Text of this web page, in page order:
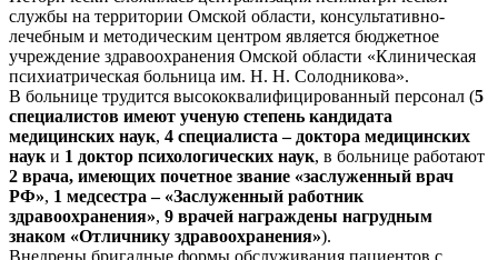
службы на территории Омской области, консультативно-
лечебным и методическим центром является бюджетное
учреждение здравоохранения Омской области «Клиническая
психиатрическая больница им. Н. Н. Солодникова».
В больнице трудится высококвалифицированный персонал (5
специалистов имеют ученую степень кандидата
медицинских наук, 4 специалиста – доктора медицинских
наук и 1 доктор психологических наук, в больнице работают
2 врача, имеющих почетное звание «заслуженный врач
РФ», 1 медсестра – «Заслуженный работник
здравоохранения», 9 врачей награждены нагрудным
знаком «Отличнику здравоохранения»).
Внедрены бригадные формы обслуживания пациентов с